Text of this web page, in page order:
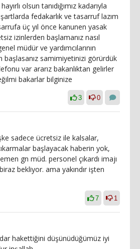
olsun tanıdığımız kadarıyla
fedakarlık ve tasarruf lazım
üç yıl önce kanunen yasak
izinlerden başlamanız nasıl
müdür ve yardımcılarının
başlasanız samimiyetinizi görürdük
var ararız bakanlıktan gelirler
bakarlar bilginize
3 0
sadece ücretsiz ile kalsalar,
başlayacak haberin yok,
gn müd. personel çıkardı imajı
bekliyor. ama yakındır işten
7 1
hakettiğini düşünüdüğümüz iyi